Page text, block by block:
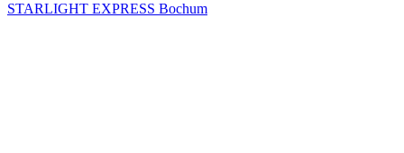
STARLIGHT EXPRESS Bochum